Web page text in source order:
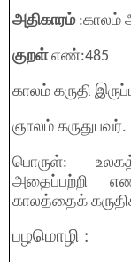
அதிகாரம் :காலம்
குறள்எண்:485
காலம் கருதி
ஞாலம் கருதுபவர்.
பொருள்:
அதைப்பற்றி
காலத்தைக்
பழமொழி :